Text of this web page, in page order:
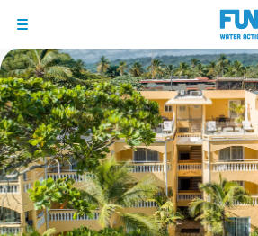
BONS PLANS
DESTINATIONS
OÙ ET QUAND PARTIR ?
INSPIRATIONS
COACHINGS & CAMPS
1/10